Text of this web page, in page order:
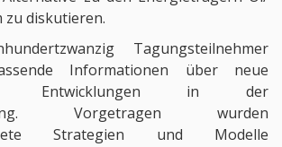
zu diskutieren.
Tagungsteilnehmer
Informationen über neue
Entwicklungen in der
Vorgetragen wurden
Strategien und Modelle